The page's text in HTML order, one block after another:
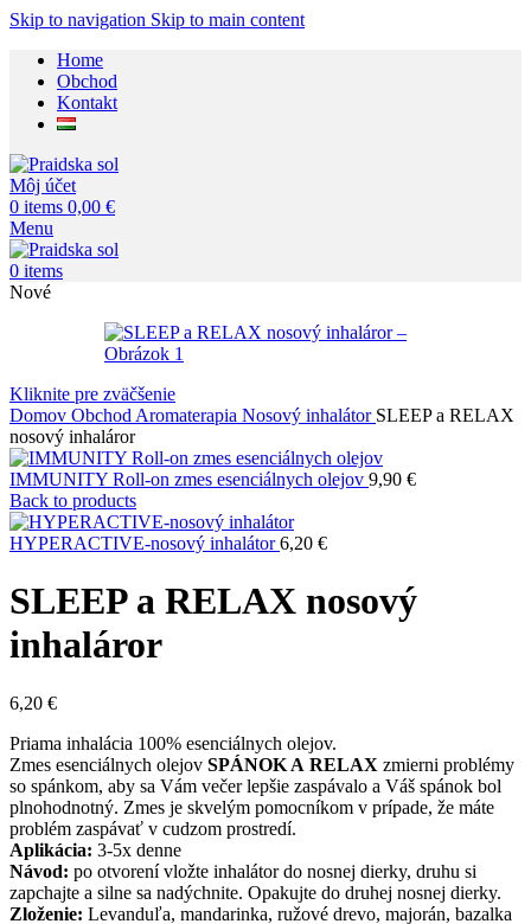
Skip to navigation Skip to main content
Home
Obchod
Kontakt
Môj účet
0 items 0,00 €
Menu
0 items
Nové
Kliknite pre zväčšenie
Domov Obchod Aromaterapia Nosový inhalátor SLEEP a RELAX
nosový inhaláror
IMMUNITY Roll-on zmes esenciálnych olejov 9,90 €
Back to products
HYPERACTIVE-nosový inhalátor6,20 €
SLEEP a RELAX nosový
inhaláror
6,20 €
Priama inhalácia 100% esenciálnych olejov.
Zmes esenciálnych olejov SPÁNOK A RELAX zmierni problémy
so spánkom, aby sa Vám večer lepšie zaspávalo a Váš spánok bol
plnohodnotný. Zmes je skvelým pomocníkom v prípade, že máte
problém zaspávať v cudzom prostredí.
Aplikácia: 3-5x denne
Návod: po otvorení vložte inhalátor do nosnej dierky, druhu si
zapchajte a silne sa nadýchnite. Opakujte do druhej nosnej dierky.
Zloženie: Levanduľa, mandarinka, ružové drevo, majorán, bazalka